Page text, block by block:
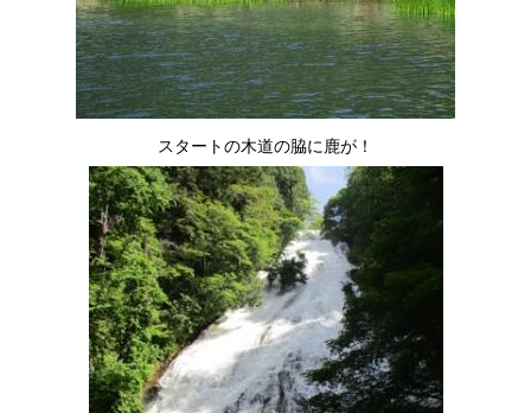
スタートの木道の脇に鹿が！